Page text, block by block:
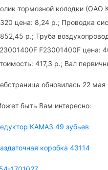
тормозной колодки
цена: 8,24 р.; Проводка
р.; Труба
F23001400F цена:
417,3 р.; Вал
обновилась 22 мая
быть Вам интересно:
КАМАЗ 49 зубьев
коробка 43114